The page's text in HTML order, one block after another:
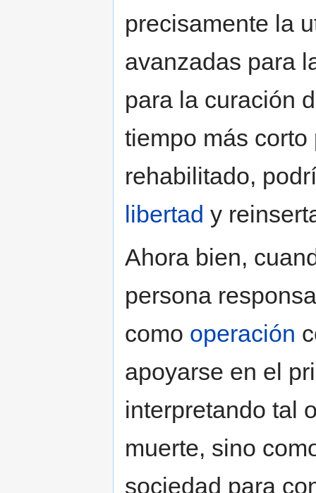
precisamente la
avanzadas para
para la curación
tiempo más
rehabilitado,
libertad y
Ahora bien,
persona
como operación
apoyarse en el
interpretando tal
muerte, sino
sociedad para